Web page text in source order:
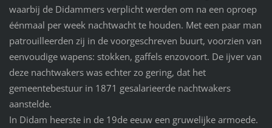
waarbij de Didammers verplicht werden om na een oproep
éénmaal per week nachtwacht te houden. Met een paar man
patrouilleerden zij in de voorgeschreven buurt, voorzien van
eenvoudige wapens: stokken, gaffels enzovoort. De ijver van
deze nachtwakers was echter zo gering, dat het
gemeentebestuur in 1871 gesalarieerde nachtwakers
aanstelde.
In Didam heerste in de 19de eeuw een gruwelijke armoede.